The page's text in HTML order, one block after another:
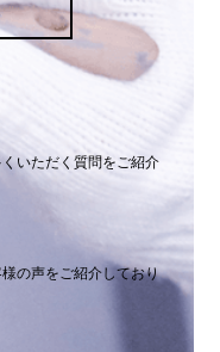
いただく質問をご紹介
の声をご紹介しており